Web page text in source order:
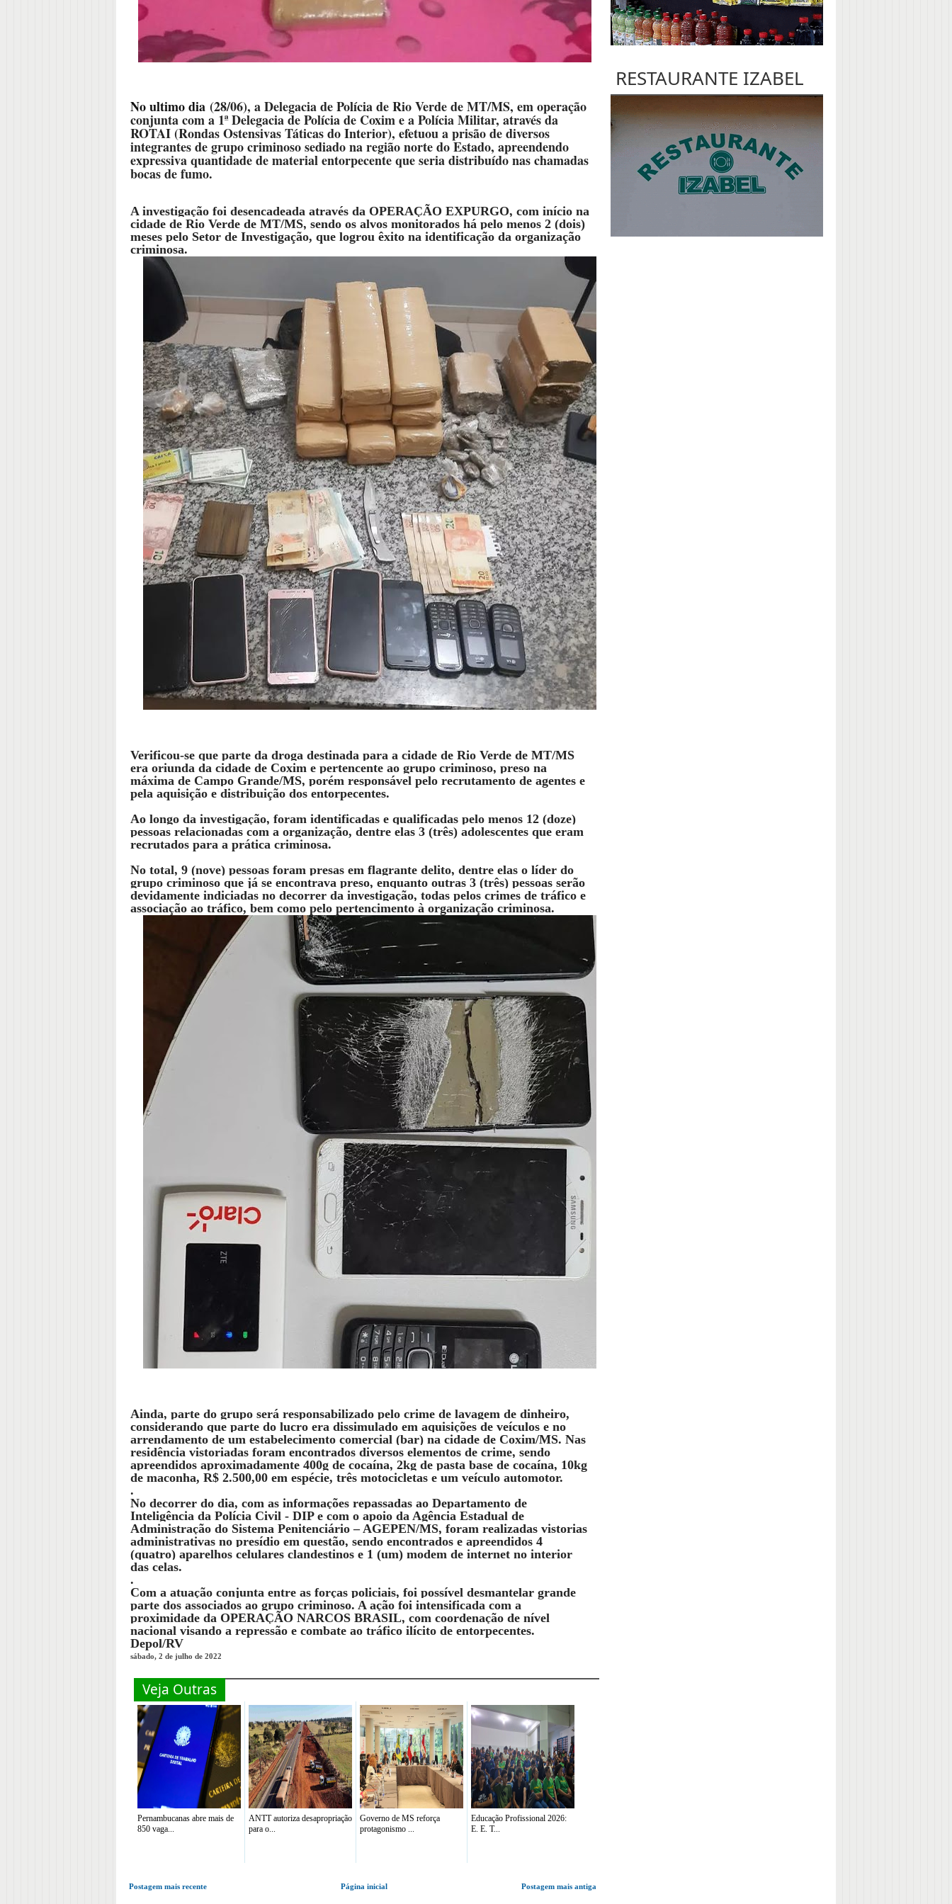
No ultimo dia (28/06), a Delegacia de Polícia de Rio Verde de MT/MS, em operação
conjunta com a 1ª Delegacia de Polícia de Coxim e a Polícia Militar, através da
ROTAI (Rondas Ostensivas Táticas do Interior), efetuou a prisão de diversos
integrantes de grupo criminoso sediado na região norte do Estado, apreendendo
expressiva quantidade de material entorpecente que seria distribuído nas chamadas
bocas de fumo.
A investigação foi desencadeada através da OPERAÇÃO EXPURGO, com início na
cidade de Rio Verde de MT/MS, sendo os alvos monitorados há pelo menos 2 (dois)
meses pelo Setor de Investigação, que logrou êxito na identificação da organização
criminosa.
Verificou-se que parte da droga destinada para a cidade de Rio Verde de MT/MS
era oriunda da cidade de Coxim e pertencente ao grupo criminoso, preso na
máxima de Campo Grande/MS, porém responsável pelo recrutamento de agentes e
pela aquisição e distribuição dos entorpecentes.
Ao longo da investigação, foram identificadas e qualificadas pelo menos 12 (doze)
pessoas relacionadas com a organização, dentre elas 3 (três) adolescentes que eram
recrutados para a prática criminosa.
No total, 9 (nove) pessoas foram presas em flagrante delito, dentre elas o líder do
grupo criminoso que já se encontrava preso, enquanto outras 3 (três) pessoas serão
devidamente indiciadas no decorrer da investigação, todas pelos crimes de tráfico e
associação ao tráfico, bem como pelo pertencimento à organização criminosa.
Ainda, parte do grupo será responsabilizado pelo crime de lavagem de dinheiro,
considerando que parte do lucro era dissimulado em aquisições de veículos e no
arrendamento de um estabelecimento comercial (bar) na cidade de Coxim/MS. Nas
residência vistoriadas foram encontrados diversos elementos de crime, sendo
apreendidos aproximadamente 400g de cocaína, 2kg de pasta base de cocaína, 10kg
de maconha, R$ 2.500,00 em espécie, três motocicletas e um veículo automotor.
.
No decorrer do dia, com as informações repassadas ao Departamento de
Inteligência da Polícia Civil - DIP e com o apoio da Agência Estadual de
Administração do Sistema Penitenciário – AGEPEN/MS, foram realizadas vistorias
administrativas no presídio em questão, sendo encontrados e apreendidos 4
(quatro) aparelhos celulares clandestinos e 1 (um) modem de internet no interior
das celas.
.
Com a atuação conjunta entre as forças policiais, foi possível desmantelar grande
parte dos associados ao grupo criminoso. A ação foi intensificada com a
proximidade da OPERAÇÃO NARCOS BRASIL, com coordenação de nível
nacional visando a repressão e combate ao tráfico ilícito de entorpecentes.
Depol/RV
sábado, 2 de julho de 2022
Veja Outras
Pernambucanas abre mais de
850 vaga...
ANTT autoriza desapropriação
para o...
Governo de MS reforça
protagonismo ...
Educação Profissional 2026:
E. E. T...
Postagem mais recente Postagem mais antiga
Página inicial
RESTAURANTE IZABEL